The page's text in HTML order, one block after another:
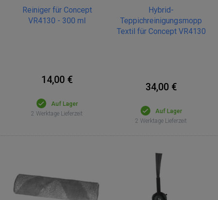
Reiniger für Concept
VR4130 - 300 ml
14,00 €
Auf Lager
2 Werktage Lieferzeit
Hybrid-
Teppichreinigungsmopp
Textil für Concept VR4130
34,00 €
Auf Lager
2 Werktage Lieferzeit